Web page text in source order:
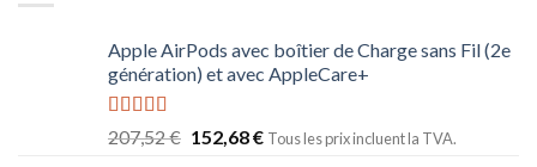
Apple AirPods avec boîtier de Charge sans Fil (2e
génération) et avec AppleCare+
Note5.00
sur 5
207,52€ 152,68€ Tous les prix incluent la TVA.